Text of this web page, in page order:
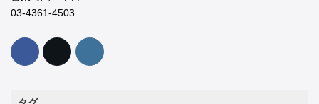
03-4361-4503